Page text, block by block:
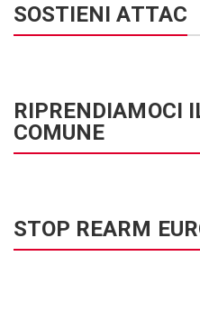
SOSTIENI ATTAC
RIPRENDIAMOCI
COMUNE
STOP REARM